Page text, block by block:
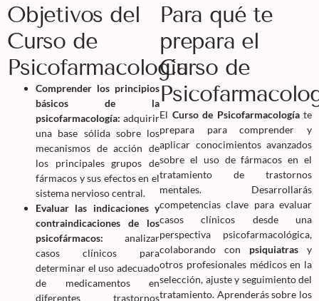
Objetivos del
Curso de
Psicofarmacología
Comprender los principios
básicos de la
psicofarmacología: adquirir
una base sólida sobre los
mecanismos de acción de
los principales grupos de
fármacos y sus efectos en el
sistema nervioso central.
Evaluar las indicaciones y
contraindicaciones de los
psicofármacos: analizar
casos clínicos para
determinar el uso adecuado
de medicamentos en
diferentes trastornos
Para qué te
prepara el
Curso de
El Curso de Psicofarmacologíate
prepara para comprender y
aplicar conocimientos avanzados
sobre el uso de fármacos en el
tratamiento de trastornos
mentales. Desarrollarás
competencias clave para evaluar
casos clínicos desde una
perspectiva psicofarmacológica,
colaborando con psiquiatras y
otros profesionales médicos en la
selección, ajuste y seguimiento del
tratamiento. Aprenderás sobre los